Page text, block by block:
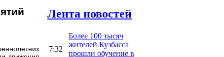
Лента новостей
7:32
Более 100 тысяч
жителей Кузбасса
прошли обучение в